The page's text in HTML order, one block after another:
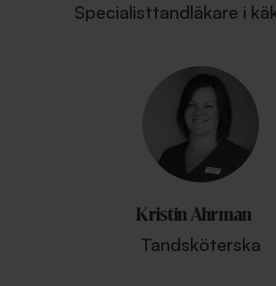
Specialisttandläkare i
Kristin Ahrman
Tandsköterska